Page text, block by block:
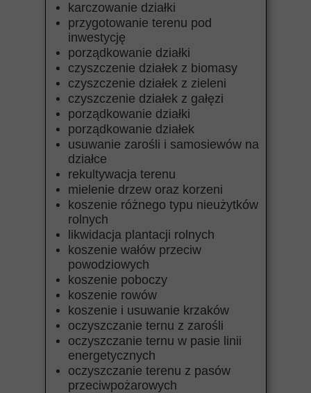
karczowanie działki
przygotowanie terenu pod
inwestycję
porządkowanie działki
czyszczenie działek z biomasy
czyszczenie działek z zieleni
czyszczenie działek z gałęzi
porządkowanie działki
porządkowanie działek
usuwanie zarośli i samosiewów na
działce
rekultywacja terenu
mielenie drzew oraz korzeni
koszenie różnego typu nieużytków
rolnych
likwidacja plantacji rolnych
koszenie wałów przeciw
powodziowych
koszenie poboczy
koszenie rowów
koszenie i usuwanie krzaków
oczyszczanie ternu z zarośli
oczyszczanie ternu w pasie linii
energetycznych
oczyszczanie terenu z pasów
przeciwpożarowych